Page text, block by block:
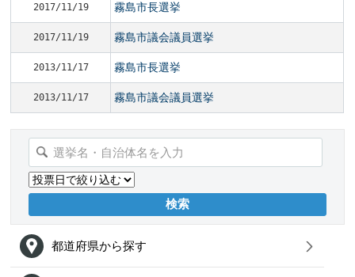
2017/11/19 霧島市長選挙
2017/11/19 霧島市議会議員選挙
2013/11/17 霧島市長選挙
2013/11/17 霧島市議会議員選挙
都道府県から探す